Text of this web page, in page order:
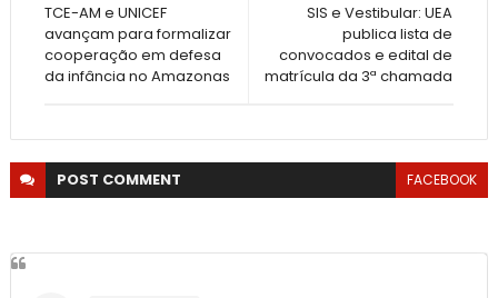
SIS e Vestibular: UEA
publica lista de
convocados e edital de
matrícula da 3ª chamada
TCE-AM e UNICEF
avançam para formalizar
cooperação em defesa
da infância no Amazonas
POST COMMENT FACEBOOK